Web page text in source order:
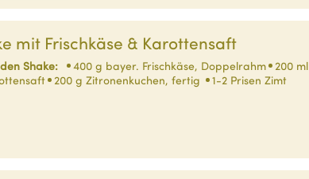
mit Frischkäse & Karottensaft
Shake: 400 g bayer. Frischkäse, Doppelrahm
200 ml
200 g Zitronenkuchen, fertig
1-2 Prisen Zimt